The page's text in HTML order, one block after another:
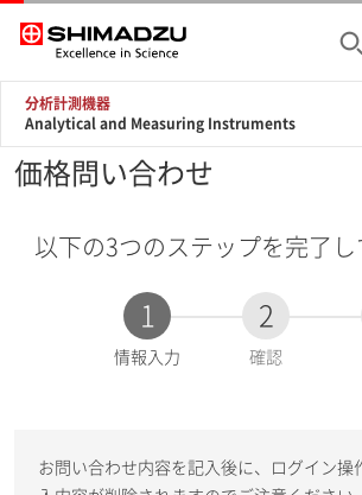
分析計測機器
Analytical and Measuring Instruments
価格問い合わせ
以下の3つのステップを完了し
1
現
情報入力
2
確認
お問い合わせ内容を記入後に、ログイン操